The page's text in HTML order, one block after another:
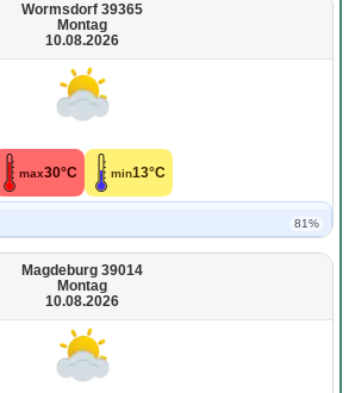
Wormsdorf 39365
Montag
10.08.2026
max30°C min13°C
81%
Magdeburg 39014
Montag
10.08.2026